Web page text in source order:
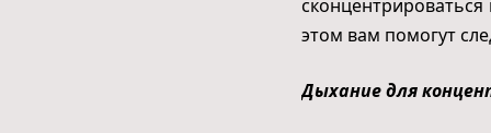
этом вам помогут
Дыхание для